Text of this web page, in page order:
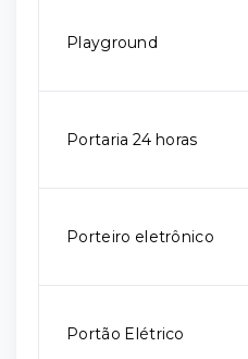
Playground
Portaria 24 horas
Porteiro eletrônico
Portão Elétrico